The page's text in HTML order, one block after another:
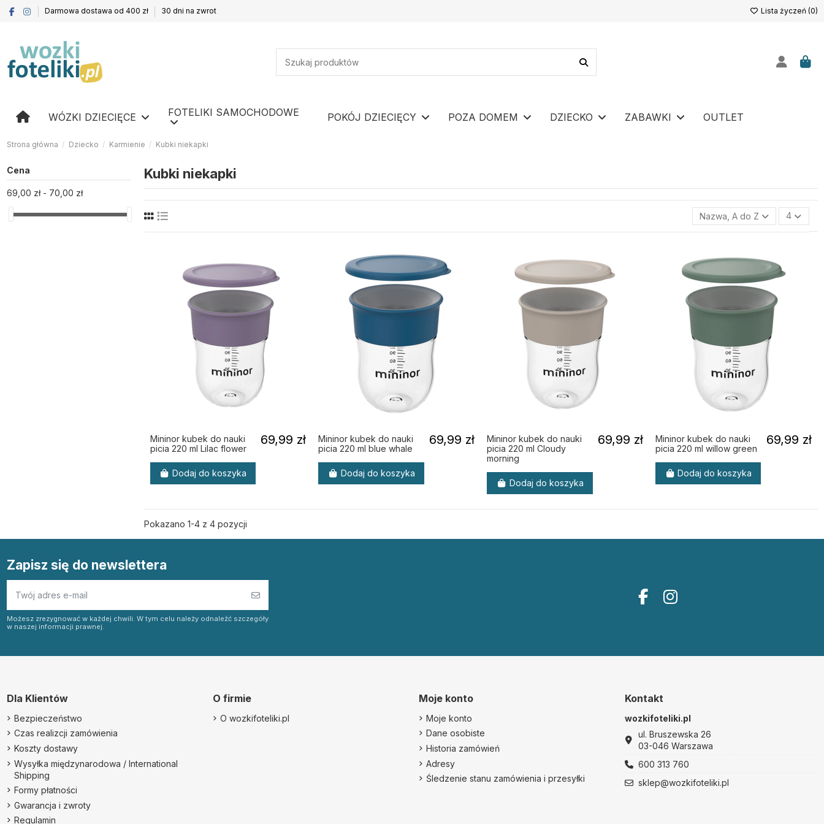
Darmowa dostawa od 400 zł 30 dni na zwrot Lista życzeń (0)
WÓZKI DZIECIĘCE FOTELIKI SAMOCHODOWE POKÓJ DZIECIĘCY POZA DOMEM DZIECKO ZABAWKI OUTLET
Strona główna Dziecko Karmienie Kubki niekapki
Kubki niekapki
Nazwa, A do Z 4
Mininor kubek do nauki
picia 220 ml Lilac flower
69,99 zł
Dodaj do koszyka
Mininor kubek do nauki
picia 220 ml blue whale
69,99 zł
Dodaj do koszyka
Mininor kubek do nauki
picia 220 ml Cloudy
morning
69,99 zł
Dodaj do koszyka
Mininor kubek do nauki
picia 220 ml willow green
69,99 zł
Dodaj do koszyka
Pokazano 1-4 z 4 pozycji
Cena
69,00 zł - 70,00 zł
Zapisz się do newslettera
Możesz zrezygnować w każdej chwili. W tym celu należy odnaleźć szczegóły
w naszej informacji prawnej.
Dla Klientów
Bezpieczeństwo
Czas realizcji zamówienia
Koszty dostawy
Wysyłka międzynarodowa / International
Shipping
Formy płatności
Gwarancja i zwroty
Regulamin
O firmie
O wozkifoteliki.pl
Moje konto
Moje konto
Dane osobiste
Historia zamówień
Adresy
Śledzenie stanu zamówienia i przesyłki
Kontakt
wozkifoteliki.pl
ul. Bruszewska 26
03-046 Warszawa
600 313 760
sklep@wozkifoteliki.pl